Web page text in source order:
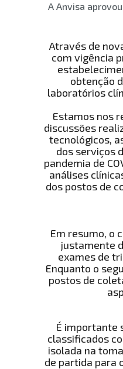
A Anvisa
Através de
com vigência
obtenção
laboratórios
Estamos nos
discussões
tecnológicos,
dos serviços
pandemia de
análises
dos postos de
Em resumo, o
justamente
exames de
Enquanto o
postos de
É importante
classificados
isolada na
de partida para